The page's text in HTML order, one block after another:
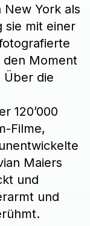
New York als
sie mit einer
den Moment
Über die
120’000
Filme,
Maiers
und
und